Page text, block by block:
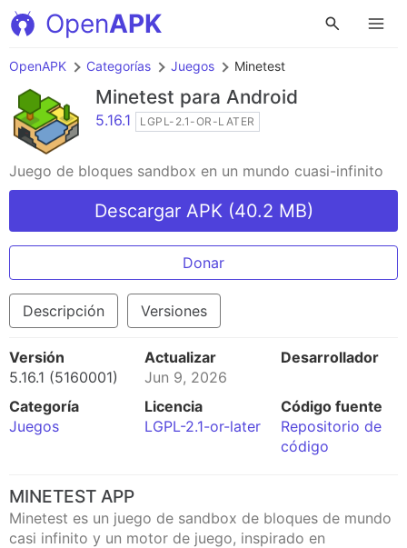
OpenAPK
OpenAPK Categorías Juegos Minetest
Minetest para Android
5.16.1 LGPL-2.1-OR-LATER
Juego de bloques sandbox en un mundo cuasi-infinito
Descargar APK (40.2 MB)
Donar
Descripción Versiones
Versión
5.16.1 (5160001)
Actualizar
Jun 9, 2026
Desarrollador
Categoría
Juegos
Licencia
LGPL-2.1-or-later
Código fuente
Repositorio de
código
MINETEST APP
Minetest es un juego de sandbox de bloques de mundo
casi infinito y un motor de juego, inspirado en